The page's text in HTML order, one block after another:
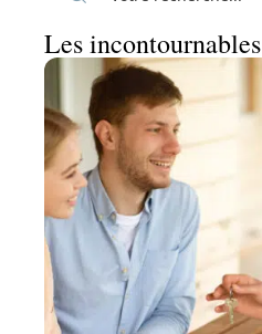
Les incontournables